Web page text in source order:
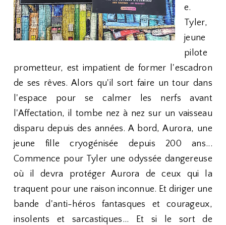
e.
Tyler,
jeune
pilote
prometteur, est impatient de former l'escadron
de ses rêves. Alors qu'il sort faire un tour dans
l'espace pour se calmer les nerfs avant
l'Affectation, il tombe nez à nez sur un vaisseau
disparu depuis des années. A bord, Aurora, une
jeune fille cryogénisée depuis 200 ans...
Commence pour Tyler une odyssée dangereuse
où il devra protéger Aurora de ceux qui la
traquent pour une raison inconnue. Et diriger une
bande d'anti-héros fantasques et courageux,
insolents et sarcastiques... Et si le sort de